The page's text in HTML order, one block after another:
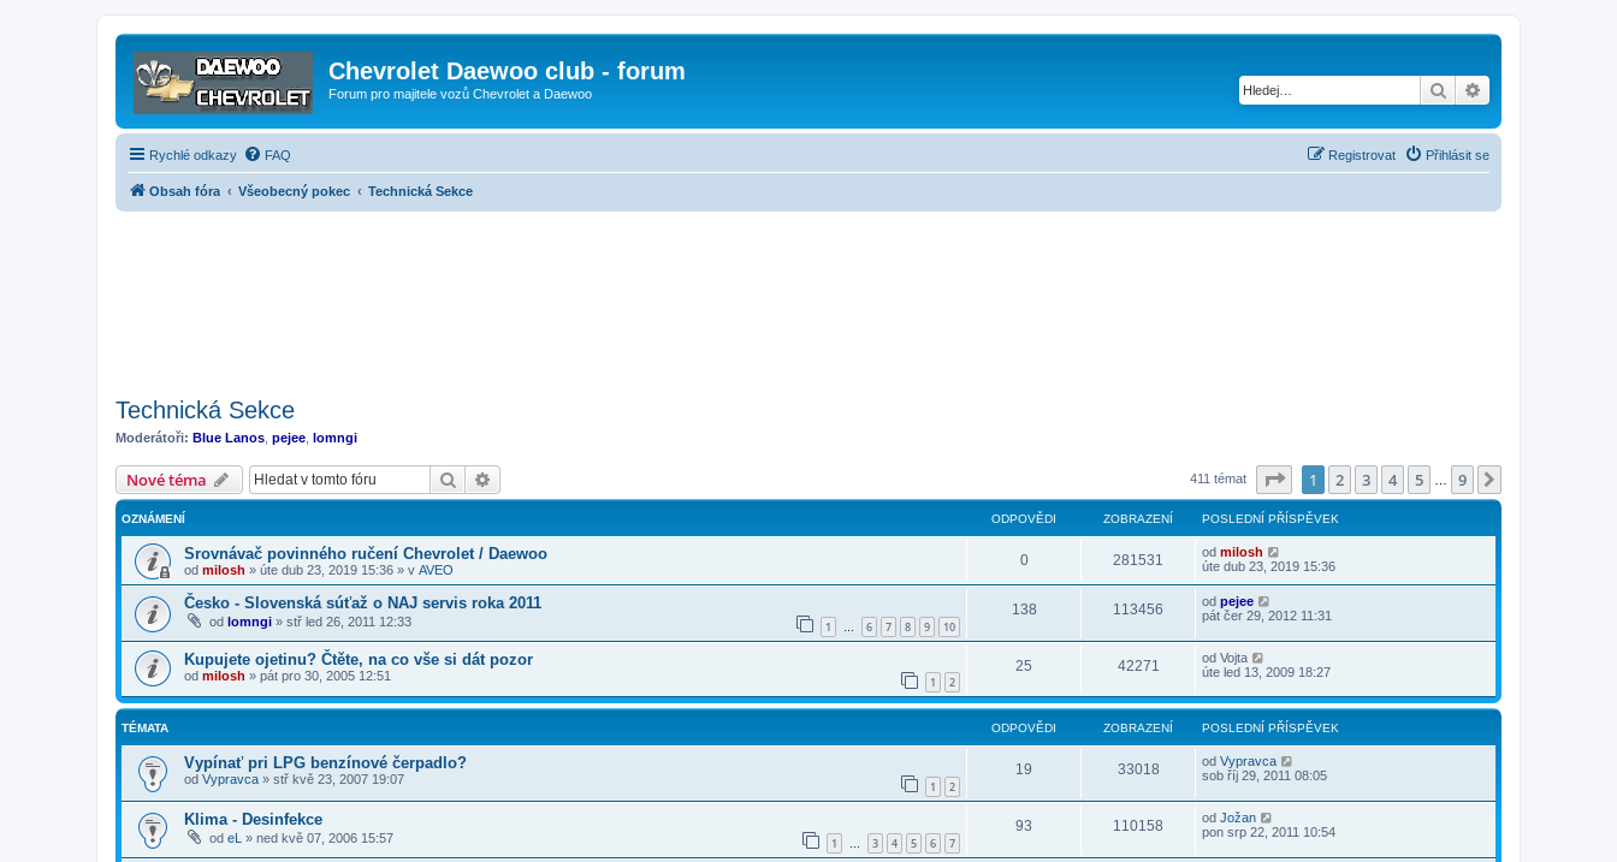
Chevrolet Daewoo club - forum
Forum pro majitele vozů Chevrolet a Daewoo Hledat
Rychlé odkazy FAQ Přihlásit se
Registrovat
Obsah fóra Všeobecný pokec Technická Sekce
Technická Sekce
Moderátoři: Blue Lanos pejee lomngi
Nové téma Hledat 411 témat Stránka z
1 2 3 4 5 9
OZNÁMENÍ ODPOVĚDI ZOBRAZENÍ POSLEDNÍ PŘÍSPĚVEK
Srovnávač povinného ručení Chevrolet / Daewoo
od milosh » úte dub 23, 2019 15:36 » v AVEO
0 281531 od milosh
úte dub 23, 2019 15:36
Česko - Slovenská súťaž o NAJ servis roka 2011
od lomngi » stř led 26, 2011 12:33 1 … 6 7 8 9 10
138 113456 od pejee
pát čer 29, 2012 11:31
Kupujete ojetinu? Čtěte, na co vše si dát pozor
od milosh » pát pro 30, 2005 12:51 1 2
25 42271 od Vojta
úte led 13, 2009 18:27
TÉMATA ODPOVĚDI ZOBRAZENÍ POSLEDNÍ PŘÍSPĚVEK
Vypínať pri LPG benzínové čerpadlo?
od Vypravca » stř kvě 23, 2007 19:07 1 2
19 33018 od Vypravca
sob říj 29, 2011 08:05
Klima - Desinfekce
od eL » ned kvě 07, 2006 15:57 1 … 3 4 5 6 7
93 110158 od Jožan
pon srp 22, 2011 10:54